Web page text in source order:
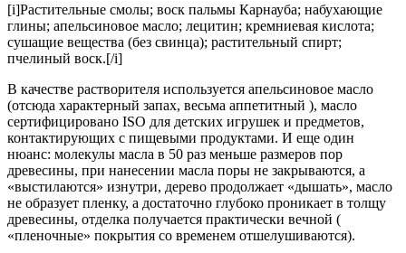
[i]Растительные смолы; воск пальмы Карнауба; набухающие
глины; апельсиновое масло; лецитин; кремниевая кислота;
сушащие вещества (без свинца); растительный спирт;
пчелиный воск.[/i]
В качестве растворителя используется апельсиновое масло
(отсюда характерный запах, весьма аппетитный ), масло
сертифицировано ISO для детских игрушек и предметов,
контактирующих с пищевыми продуктами. И еще один
нюанс: молекулы масла в 50 раз меньше размеров пор
древесины, при нанесении масла поры не закрываются, а
«выстилаются» изнутри, дерево продолжает «дышать», масло
не образует пленку, а достаточно глубоко проникает в толщу
древесины, отделка получается практически вечной (
«пленочные» покрытия со временем отшелушиваются).